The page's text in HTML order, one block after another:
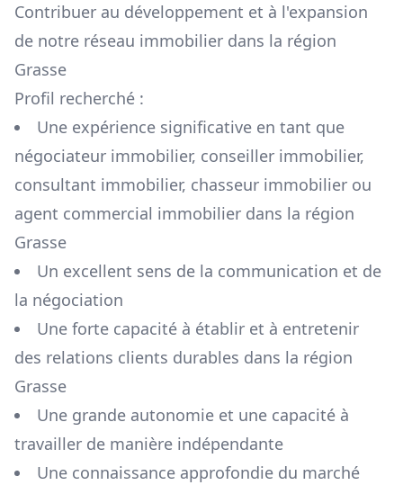
Contribuer au développement et à l'expansion
de notre réseau immobilier dans la région
Grasse
Profil recherché :
Une expérience significative en tant que
négociateur immobilier, conseiller immobilier,
consultant immobilier, chasseur immobilier ou
agent commercial immobilier dans la région
Grasse
Un excellent sens de la communication et de
la négociation
Une forte capacité à établir et à entretenir
des relations clients durables dans la région
Grasse
Une grande autonomie et une capacité à
travailler de manière indépendante
Une connaissance approfondie du marché